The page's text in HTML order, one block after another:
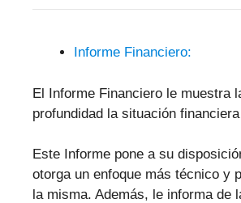
Informe Financiero:
El Informe Financiero le muestra
profundidad la situación
Este Informe pone a su
otorga un enfoque más técnico y
la misma. Además, le informa de